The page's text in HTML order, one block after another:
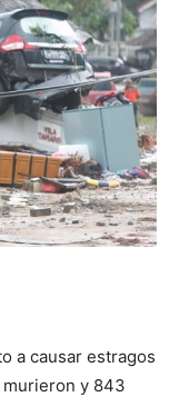
a causar estragos
murieron y 843